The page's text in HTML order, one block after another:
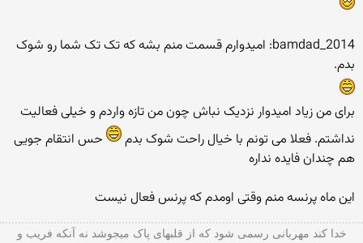
bamdad_2014: امیدوارم قسمت منم بشه که تک تک شما رو شوک
بدم.
برای من زیاد امیدوار نزدیک نباش چون من تازه واردم و خیلی فعالیت
نداشتم. فعلا می تونم با خیال راحت شوک بدم
حس انتقام جویی
هم چندان فایده نداره
این ماه پرنسه منم وقتی اومدم که پرنس فعال نیست
خدا کند مهربانی رسمی شود که از قلبهای پاک میجوشد نه آنکه فریب و